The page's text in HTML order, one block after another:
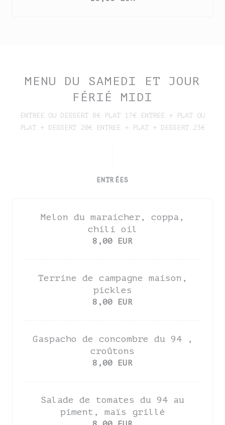
MENU DU SAMEDI ET JOUR
FÉRIÉ MIDI
ENTREE OU DESSERT 8€ PLAT 17€ ENTREE + PLAT OU
PLAT + DESSERT 20€ ENTREE + PLAT + DESSERT 23€
ENTRÉES
Melon du maraicher, coppa,
chili oil
8,00 EUR
Terrine de campagne maison,
pickles
8,00 EUR
Gaspacho de concombre du 94 ,
croûtons
8,00 EUR
Salade de tomates du 94 au
piment, maïs grillé